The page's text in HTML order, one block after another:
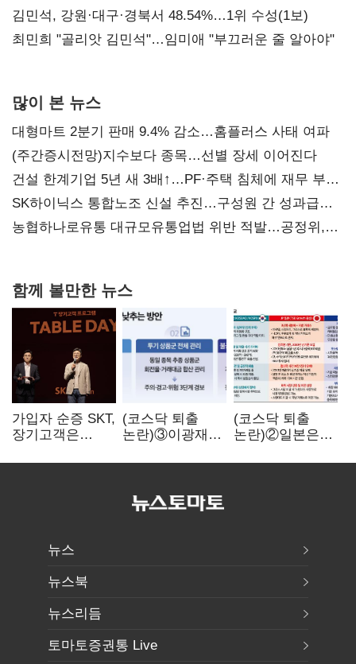
(2보)
김민석, 강원·대구·경북서 48.54%…1위 수성(1보)
최민희 "골리앗 김민석"…임미애 "부끄러운 줄 알아야"
많이 본 뉴스
대형마트 2분기 판매 9.4% 감소…홈플러스 사태 여파
(주간증시전망)지수보다 종목…선별 장세 이어진다
건설 한계기업 5년 새 3배↑…PF·주택 침체에 재무 부담
확대
SK하이닉스 통합노조 신설 추진…구성원 간 성과급
불만 확산
농협하나로유통 대규모유통업법 위반 적발…공정위,
함께 볼만한 뉴스
가입자 순증 SKT,
장기고객은
챙긴다
(코스닥 퇴출
논란)③이광재
자동차 없애지는
(코스닥 퇴출
논란)②일본은
기다려주는데
뉴스
뉴스북
뉴스리듬
토마토증권통 Live